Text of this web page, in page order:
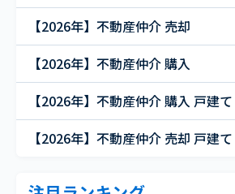
【2026年】不動産仲介 売却
【2026年】不動産仲介 購入
【2026年】不動産仲介 購入 戸建て
【2026年】不動産仲介 売却 戸建て